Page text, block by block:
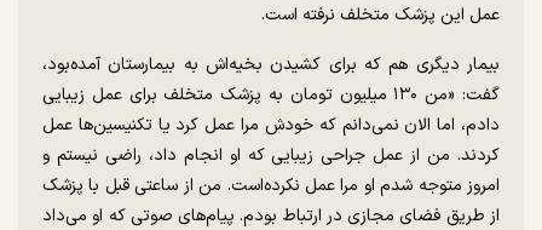
عمل این پزشک متخلف نرفته است.
بیمار دیگری هم که برای کشیدن بخیه‌اش به بیمارستان آمده‌بود،
گفت: «من ۱۳۰ میلیون تومان به پزشک متخلف برای عمل زیبایی
دادم، اما الان نمی‌دانم که خودش مرا عمل کرد یا تکنیسین‌ها عمل
کردند. من از عمل جراحی زیبایی که او انجام داد، راضی نیستم و
امروز متوجه شدم او مرا عمل نکرده‌است. من از ساعتی قبل با پزشک
از طریق فضای مجازی در ارتباط بودم. پیام‌های صوتی که او می‌داد